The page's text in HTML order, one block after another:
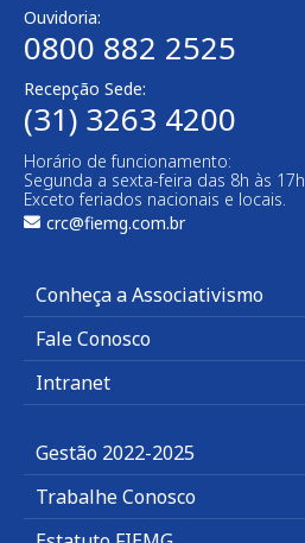
Ouvidoria:
0800 882 2525
Recepção Sede:
(31) 3263 4200
Horário de funcionamento:
Segunda a sexta-feira das 8h às 17h
Exceto feriados nacionais e locais.
crc@fiemg.com.br
Conheça a Associativismo
Fale Conosco
Intranet
Gestão 2022-2025
Trabalhe Conosco